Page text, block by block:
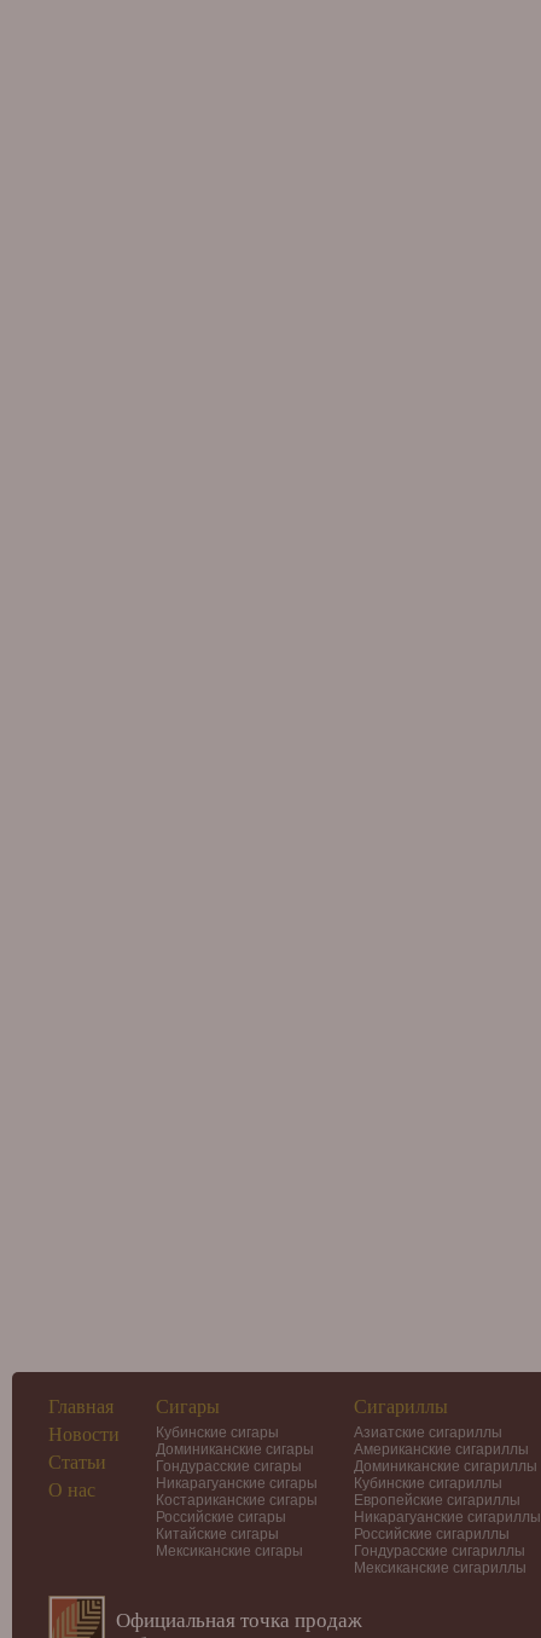
Главная
Новости
Статьи
О нас
Сигары
Кубинские сигары
Доминиканские сигары
Гондурасские сигары
Никарагуанские сигары
Костариканские сигары
Российские сигары
Китайские сигары
Мексиканские сигары
Сигариллы
Азиатские сигариллы
Американские сигариллы
Доминиканские сигариллы
Кубинские сигариллы
Европейские сигариллы
Никарагуанские сигариллы
Российские сигариллы
Гондурасские сигариллы
Мексиканские сигариллы
Официальная точка продаж